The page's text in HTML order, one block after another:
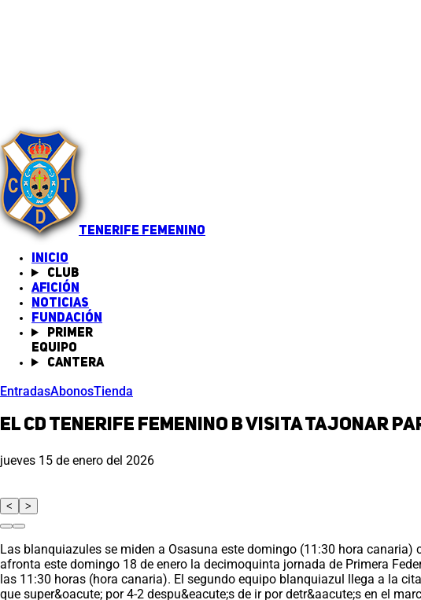
TENERIFE FEMENINO
INICIO
Club
Afición
Noticias
Fundación
Primer
equipo
Cantera
EntradasAbonosTienda
El CD Tenerife Femenino B visita Tajonar
jueves 15 de enero del 2026
< >
Las blanquiazules se miden a Osasuna este domingo (11:30 hora canaria)
afronta este domingo 18 de enero la decimoquinta jornada de Primera
las 11:30 horas (hora canaria). El segundo equipo blanquiazul llega a la
que super&oacute; por 4-2 despu&eacute;s de ir por detr&aacute;s en el